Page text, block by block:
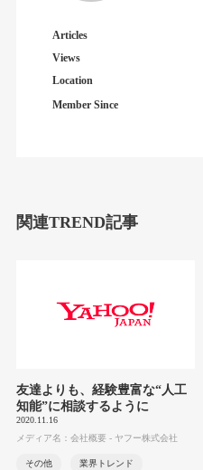
Articles
Views
Location
Member Since
関連TREND記事
友達よりも、経験豊富な“人工
知能”に相談するように
2020.11.16
メディア名：会社概要 - ヤフー株式会社
その他 業界トレンド